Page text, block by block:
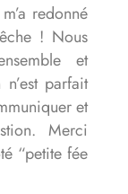
redonné
! Nous
et
parfait
et
Merci
“petite fée